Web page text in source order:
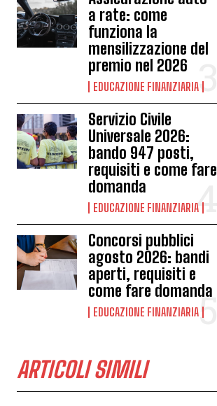
a rate: come
funziona la
mensilizzazione del
premio nel 2026
EDUCAZIONE FINANZIARIA
Servizio Civile
Universale 2026:
bando 947 posti,
requisiti e come fare
domanda
EDUCAZIONE FINANZIARIA
Concorsi pubblici
agosto 2026: bandi
aperti, requisiti e
come fare domanda
EDUCAZIONE FINANZIARIA
ARTICOLI SIMILI